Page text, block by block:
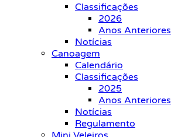
Classificações
2026
Anos Anteriores
Notícias
Canoagem
Calendário
Classificações
2025
Anos Anteriores
Notícias
Regulamento